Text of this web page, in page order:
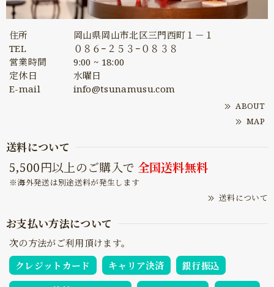
住所
岡山県岡山市北区三門西町１－１
TEL
０８６−２５３−０８３８
営業時間
9:00 ~ 18:00
定休日
水曜日
E-mail
info@tsunamusu.com
ABOUT
MAP
送料について
5,500円以上のご購入で 全国送料無料
※海外発送は別途送料が発生します
送料について
お支払い方法について
次の方法がご利用頂けます。
クレジットカード
キャリア決済 銀行振込